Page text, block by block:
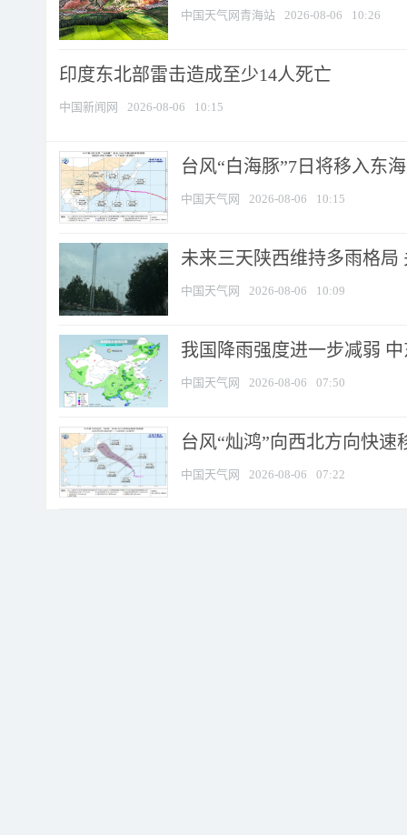
中国天气网青海站 2026-08-06 10:26
印度东北部雷击造成至少14人死亡
中国新闻网 2026-08-06 10:15
台风“白海豚”7日将移入东
中国天气网 2026-08-06 10:15
未来三天陕西维持多雨格局
中国天气网 2026-08-06 10:09
我国降雨强度进一步减弱
中国天气网 2026-08-06 07:50
台风“灿鸿”向西北方向快
中国天气网 2026-08-06 07:22